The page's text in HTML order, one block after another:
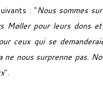
: "Nous sommes
Møller pour leurs dons
ceux qui se
nous surprenne pas.
".